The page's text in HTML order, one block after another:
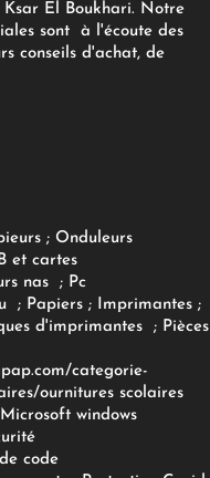
El Boukhari. Notre
sont à l'écoute des
conseils d'achat, de
; Onduleurs
et cartes
nas ; Pc
; Papiers; Imprimantes;
d'imprimantes ; Pièces
categorie-
ournitures scolaires
Microsoft windows
code